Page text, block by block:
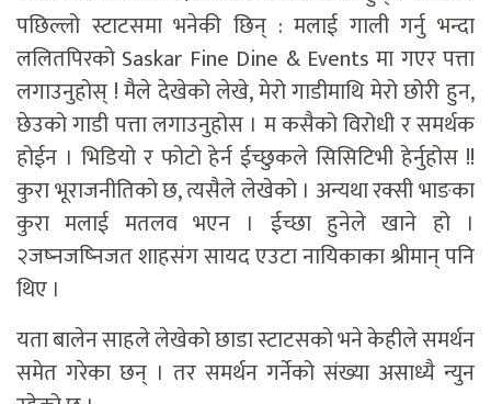
पछिल्लो स्टाटसमा भनेकी छिन् : मलाई गाली गर्नु भन्दा
ललितपिरको Saskar Fine Dine & Events मा गएर पत्ता
लगाउनुहोस् ! मैले देखेको लेखे, मेरो गाडीमाथि मेरो छोरी हुन,
छेउको गाडी पत्ता लगाउनुहोस । म कसैको विरोधी र समर्थक
होईन । भिडियो र फोटो हेर्न ईच्छुकले सिसिटिभी हेर्नुहोस !!
कुरा भूराजनीतिको छ, त्यसैले लेखेको । अन्यथा रक्सी भाङका
कुरा मलाई मतलव भएन । ईच्छा हुनेले खाने हो ।
२जष्नजष्निजत शाहसंग सायद एउटा नायिकाका श्रीमान् पनि
थिए ।
यता बालेन साहले लेखेको छाडा स्टाटसको भने केहीले समर्थन
समेत गरेका छन् । तर समर्थन गर्नेको संख्या असाध्यै न्युन